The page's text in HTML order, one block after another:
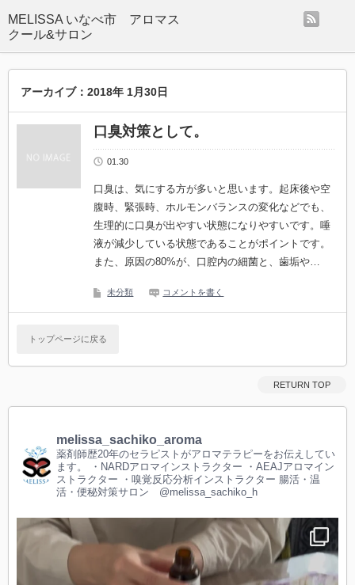
MELISSA いなべ市 アロマス
クール&サロン
アーカイブ：2018年 1月30日
口臭対策として。
01.30
口臭は、気にする方が多いと思います。起床後や空
腹時、緊張時、ホルモンバランスの変化などでも、
生理的に口臭が出やすい状態になりやすいです。唾
液が減少している状態であることがポイントです。
また、原因の80%が、口腔内の細菌と、歯垢や…
未分類 コメントを書く
トップページに戻る
RETURN TOP
melissa_sachiko_aroma
薬剤師歴20年のセラピストがアロマテラピーをお伝えしてい
ます。
・NARDアロマインストラクター ・AEAJアロマイン
ストラクター ・嗅覚反応分析インストラクター 腸活・温
活・便秘対策サロン @melissa_sachiko_h